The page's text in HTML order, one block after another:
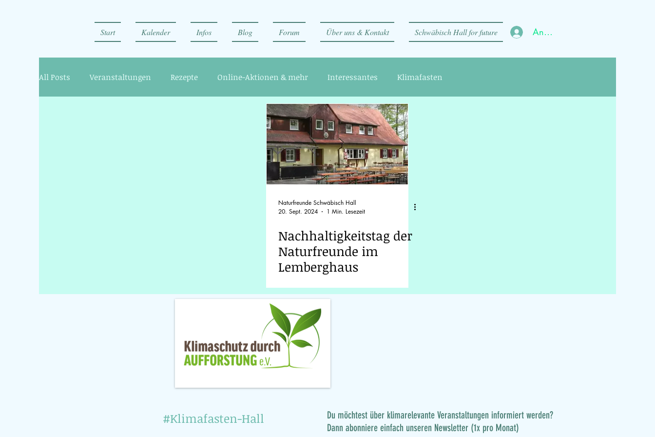
Start Kalender Infos Blog Forum Über uns & Kontakt Schwäbisch Hall for future Anmelden
All Posts Veranstaltungen Rezepte Online-Aktionen & mehr Interessantes Klimafasten
Naturfreunde Schwäbisch Hall
20. Sept. 2024
1 Min. Lesezeit
Nachhaltigkeitstag der
Naturfreunde im
Lemberghaus
Du möchtest über klimarelevante Veranstaltungen informiert werden?
Dann abonniere einfach unseren Newsletter (1x pro Monat)
#Klimafasten-Hall